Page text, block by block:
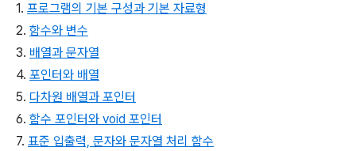
1. 프로그램의 기본 구성과 기본 자료형
2. 함수와 변수
3. 배열과 문자열
4. 포인터와 배열
5. 다차원 배열과 포인터
6. 함수 포인터와 void 포인터
7. 표준 입출력, 문자와 문자열 처리 함수